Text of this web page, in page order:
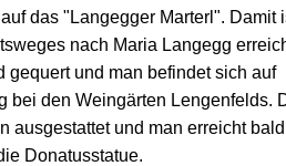
das "Langegger Marterl". Damit
nach Maria Langegg
gequert und man befindet sich auf
bei den Weingärten Lengenfelds.
ausgestattet und man erreicht
Donatusstatue.